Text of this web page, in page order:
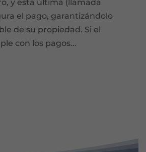
y esta última (llamada
el pago, garantizándolo
de su propiedad. Si el
con los pagos...